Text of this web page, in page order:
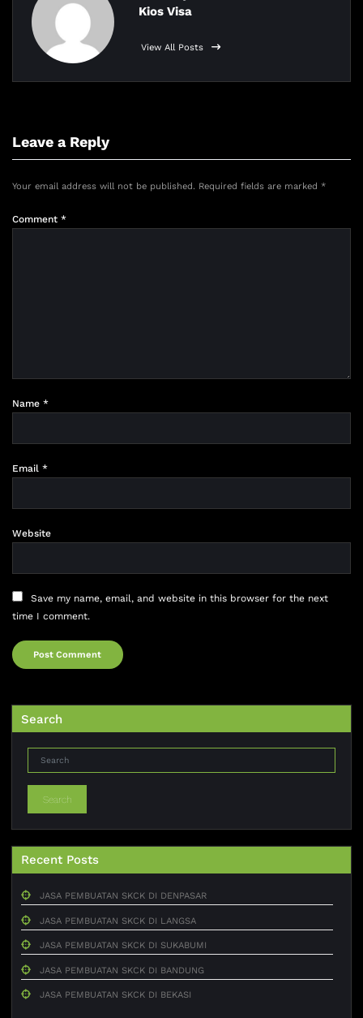
Kios Visa
View All Posts
Leave a Reply
Your email address will not be published. Required fields are marked *
Comment *
Name *
Email *
Website
Save my name, email, and website in this browser for the next
time I comment.
Search
Search
Recent Posts
JASA PEMBUATAN SKCK DI DENPASAR
JASA PEMBUATAN SKCK DI LANGSA
JASA PEMBUATAN SKCK DI SUKABUMI
JASA PEMBUATAN SKCK DI BANDUNG
JASA PEMBUATAN SKCK DI BEKASI